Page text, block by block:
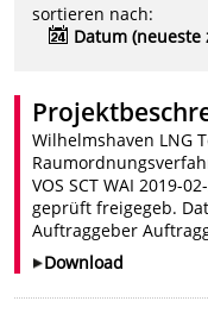
sortieren nach:
Datum (neueste
Wilhelmshaven LNG
VOS SCT WAI 2019-
geprüft freigegeb.
Auftraggeber
Download